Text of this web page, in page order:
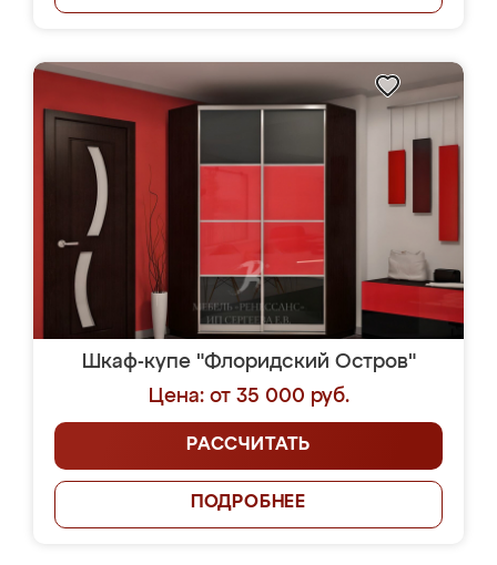
Шкаф-купе "Флоридский Остров"
Цена: от 35 000 руб.
РАССЧИТАТЬ
ПОДРОБНЕЕ